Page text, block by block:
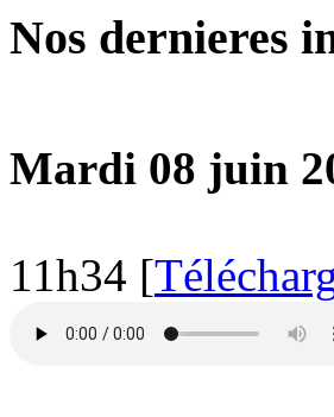
Nos dernieres
Mardi 08 juin
11h34 [